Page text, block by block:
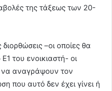
της τάξεως των 20-
–οι οποίες θα
του ενοικιαστή- οι
να αναγράψουν τον
που αυτό δεν έχει γίνει ή